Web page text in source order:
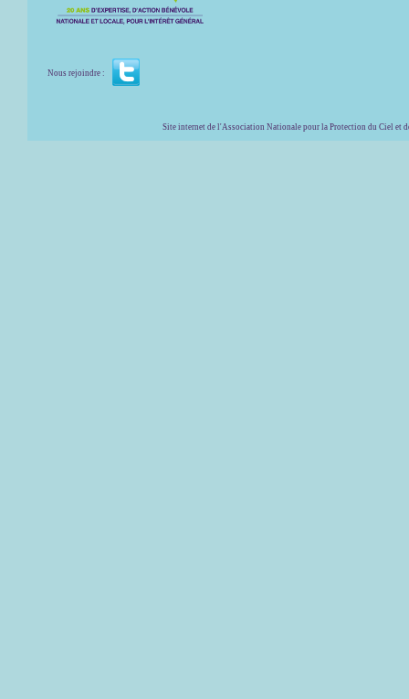
Nous rejoindre :
Site internet de l'Association Nationale pour la Protection du Ciel et de